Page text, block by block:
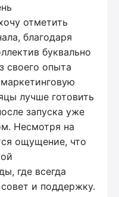
отметить
благодаря
буквально
своего опыта
лучше готовить
запуска уже
Несмотря на
ощущение, что
где всегда
и поддержку.